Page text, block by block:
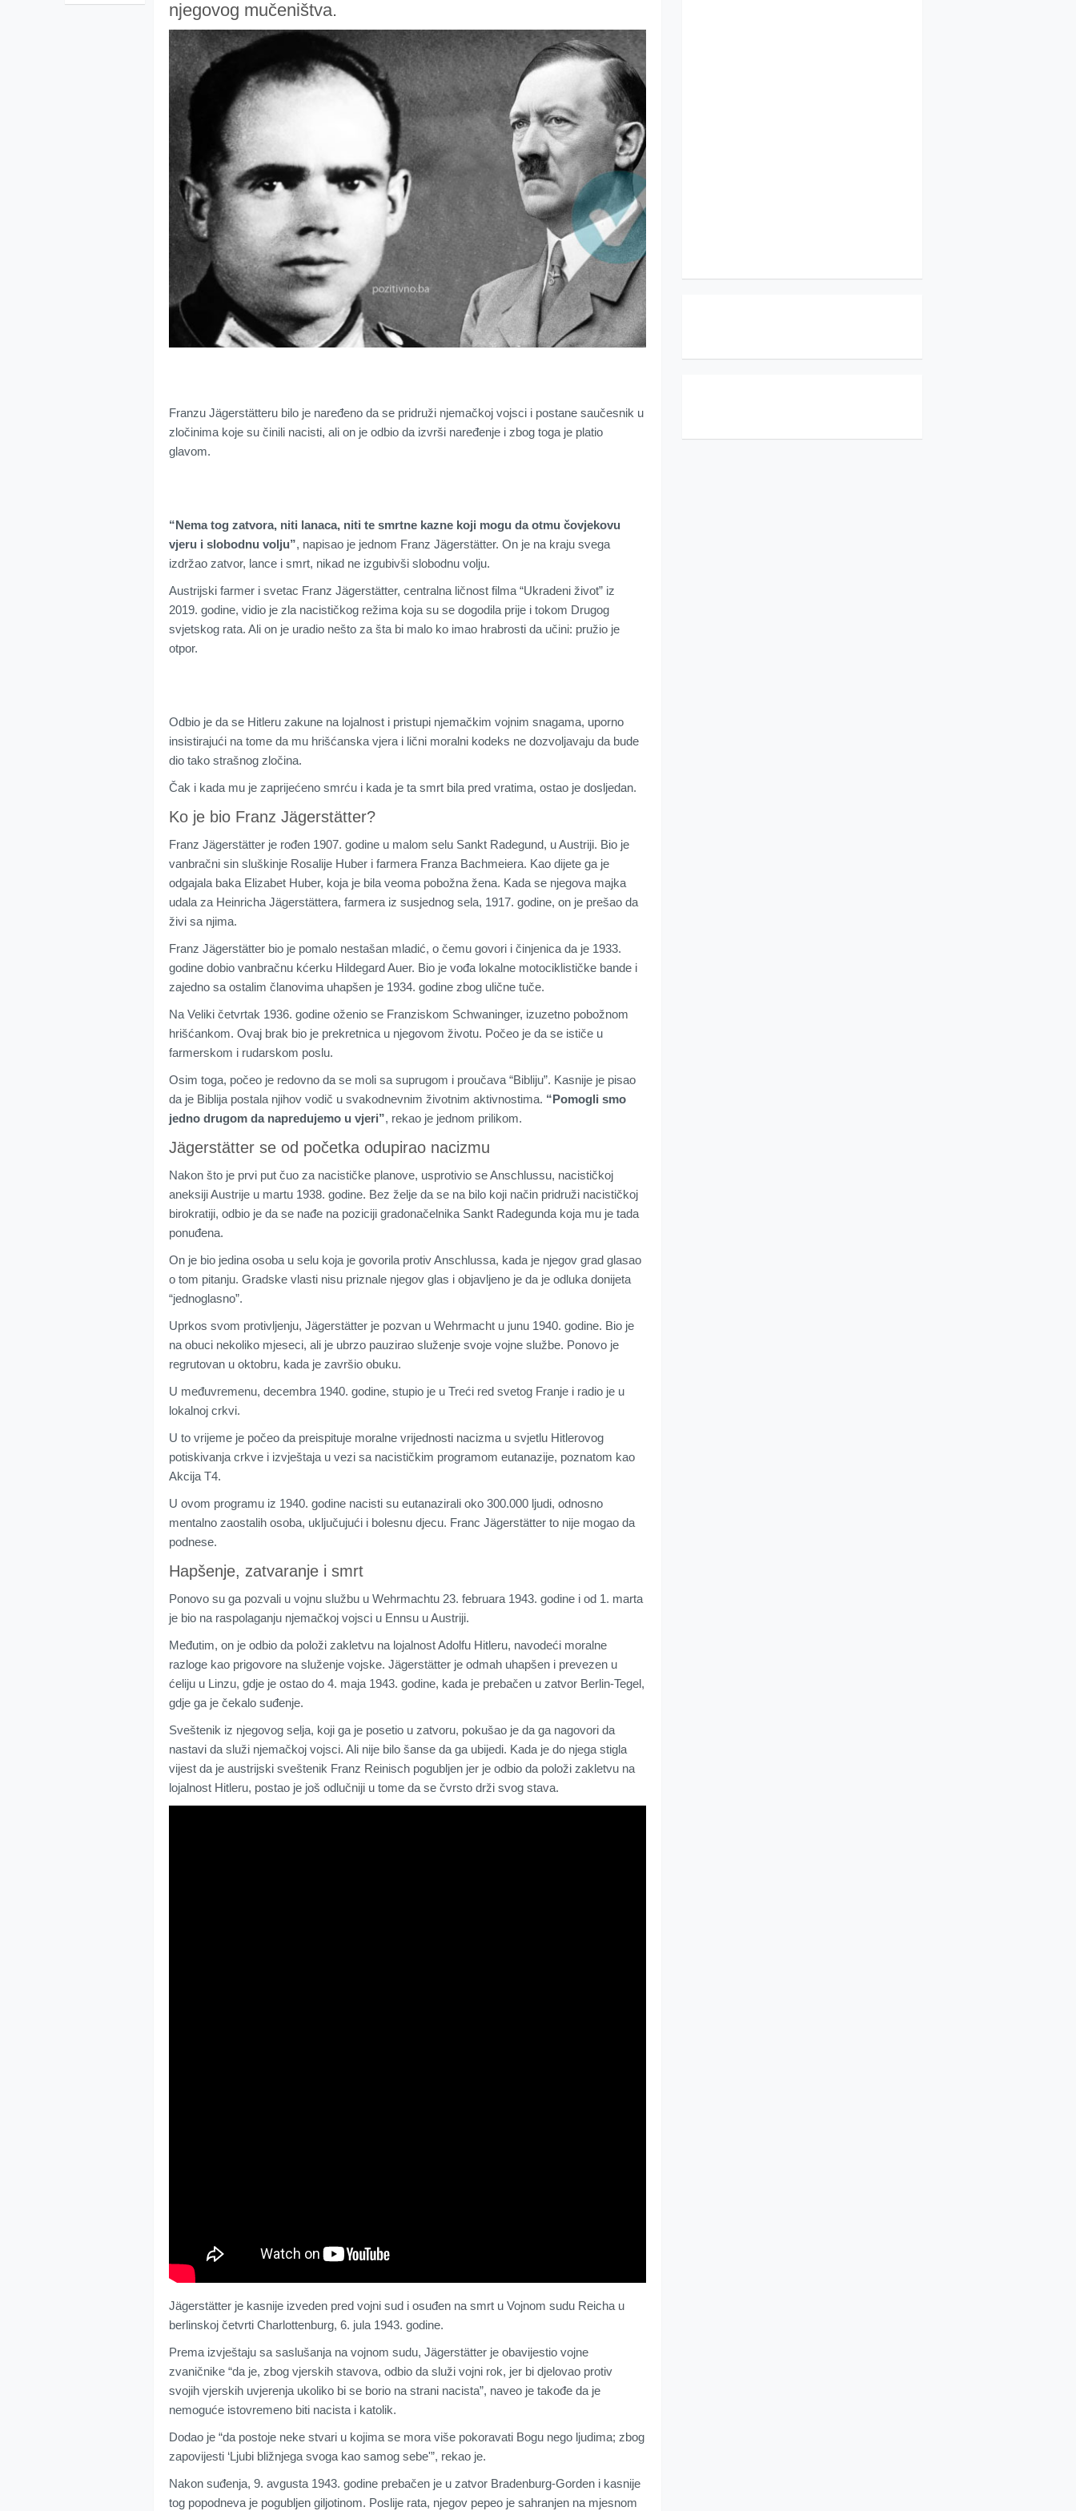
njegovog mučeništva.
Franzu Jägerstätteru bilo je naređeno da se pridruži njemačkoj vojsci i postane saučesnik u
zločinima koje su činili nacisti, ali on je odbio da izvrši naređenje i zbog toga je platio
glavom.
“Nema tog zatvora, niti lanaca, niti te smrtne kazne koji mogu da otmu čovjekovu
vjeru i slobodnu volju”, napisao je jednom Franz Jägerstätter. On je na kraju svega
izdržao zatvor, lance i smrt, nikad ne izgubivši slobodnu volju.
Austrijski farmer i svetac Franz Jägerstätter, centralna ličnost filma “Ukradeni život” iz
2019. godine, vidio je zla nacističkog režima koja su se dogodila prije i tokom Drugog
svjetskog rata. Ali on je uradio nešto za šta bi malo ko imao hrabrosti da učini: pružio je
otpor.
Odbio je da se Hitleru zakune na lojalnost i pristupi njemačkim vojnim snagama, uporno
insistirajući na tome da mu hrišćanska vjera i lični moralni kodeks ne dozvoljavaju da bude
dio tako strašnog zločina.
Čak i kada mu je zaprijećeno smrću i kada je ta smrt bila pred vratima, ostao je dosljedan.
Ko je bio Franz Jägerstätter?
Franz Jägerstätter je rođen 1907. godine u malom selu Sankt Radegund, u Austriji. Bio je
vanbračni sin sluškinje Rosalije Huber i farmera Franza Bachmeiera. Kao dijete ga je
odgajala baka Elizabet Huber, koja je bila veoma pobožna žena. Kada se njegova majka
udala za Heinricha Jägerstättera, farmera iz susjednog sela, 1917. godine, on je prešao da
živi sa njima.
Franz Jägerstätter bio je pomalo nestašan mladić, o čemu govori i činjenica da je 1933.
godine dobio vanbračnu kćerku Hildegard Auer. Bio je vođa lokalne motociklističke bande i
zajedno sa ostalim članovima uhapšen je 1934. godine zbog ulične tuče.
Na Veliki četvrtak 1936. godine oženio se Franziskom Schwaninger, izuzetno pobožnom
hrišćankom. Ovaj brak bio je prekretnica u njegovom životu. Počeo je da se ističe u
farmerskom i rudarskom poslu.
Osim toga, počeo je redovno da se moli sa suprugom i proučava “Bibliju”. Kasnije je pisao
da je Biblija postala njihov vodič u svakodnevnim životnim aktivnostima. “Pomogli smo
jedno drugom da napredujemo u vjeri”, rekao je jednom prilikom.
Jägerstätter se od početka odupirao nacizmu
Nakon što je prvi put čuo za nacističke planove, usprotivio se Anschlussu, nacističkoj
aneksiji Austrije u martu 1938. godine. Bez želje da se na bilo koji način pridruži nacističkoj
birokratiji, odbio je da se nađe na poziciji gradonačelnika Sankt Radegunda koja mu je tada
ponuđena.
On je bio jedina osoba u selu koja je govorila protiv Anschlussa, kada je njegov grad glasao
o tom pitanju. Gradske vlasti nisu priznale njegov glas i objavljeno je da je odluka donijeta
“jednoglasno”.
Uprkos svom protivljenju, Jägerstätter je pozvan u Wehrmacht u junu 1940. godine. Bio je
na obuci nekoliko mjeseci, ali je ubrzo pauzirao služenje svoje vojne službe. Ponovo je
regrutovan u oktobru, kada je završio obuku.
U međuvremenu, decembra 1940. godine, stupio je u Treći red svetog Franje i radio je u
lokalnoj crkvi.
U to vrijeme je počeo da preispituje moralne vrijednosti nacizma u svjetlu Hitlerovog
potiskivanja crkve i izvještaja u vezi sa nacističkim programom eutanazije, poznatom kao
Akcija T4.
U ovom programu iz 1940. godine nacisti su eutanazirali oko 300.000 ljudi, odnosno
mentalno zaostalih osoba, uključujući i bolesnu djecu. Franc Jägerstätter to nije mogao da
podnese.
Hapšenje, zatvaranje i smrt
Ponovo su ga pozvali u vojnu službu u Wehrmachtu 23. februara 1943. godine i od 1. marta
je bio na raspolaganju njemačkoj vojsci u Ennsu u Austriji.
Međutim, on je odbio da položi zakletvu na lojalnost Adolfu Hitleru, navodeći moralne
razloge kao prigovore na služenje vojske. Jägerstätter je odmah uhapšen i prevezen u
ćeliju u Linzu, gdje je ostao do 4. maja 1943. godine, kada je prebačen u zatvor Berlin-Tegel,
gdje ga je čekalo suđenje.
Sveštenik iz njegovog selja, koji ga je posetio u zatvoru, pokušao je da ga nagovori da
nastavi da služi njemačkoj vojsci. Ali nije bilo šanse da ga ubijedi. Kada je do njega stigla
vijest da je austrijski sveštenik Franz Reinisch pogubljen jer je odbio da položi zakletvu na
lojalnost Hitleru, postao je još odlučniji u tome da se čvrsto drži svog stava.
Jägerstätter je kasnije izveden pred vojni sud i osuđen na smrt u Vojnom sudu Reicha u
berlinskoj četvrti Charlottenburg, 6. jula 1943. godine.
Prema izvještaju sa saslušanja na vojnom sudu, Jägerstätter je obavijestio vojne
zvaničnike “da je, zbog vjerskih stavova, odbio da služi vojni rok, jer bi djelovao protiv
svojih vjerskih uvjerenja ukoliko bi se borio na strani nacista”, naveo je takođe da je
nemoguće istovremeno biti nacista i katolik.
Dodao je “da postoje neke stvari u kojima se mora više pokoravati Bogu nego ljudima; zbog
zapovijesti ‘Ljubi bližnjega svoga kao samog sebe'”, rekao je.
Nakon suđenja, 9. avgusta 1943. godine prebačen je u zatvor Bradenburg-Gorden i kasnije
tog popodneva je pogubljen giljotinom. Poslije rata, njegov pepeo je sahranjen na mjesnom